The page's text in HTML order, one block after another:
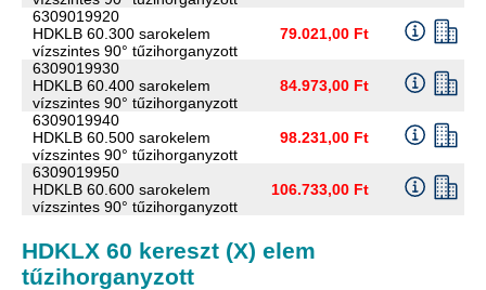
6309019920
HDKLB 60.300 sarokelem
vízszintes 90° tűzihorganyzott
79.021,00 Ft
6309019930
HDKLB 60.400 sarokelem
vízszintes 90° tűzihorganyzott
84.973,00 Ft
6309019940
HDKLB 60.500 sarokelem
vízszintes 90° tűzihorganyzott
98.231,00 Ft
6309019950
HDKLB 60.600 sarokelem
vízszintes 90° tűzihorganyzott
106.733,00 Ft
HDKLX 60 kereszt (X) elem
tűzihorganyzott